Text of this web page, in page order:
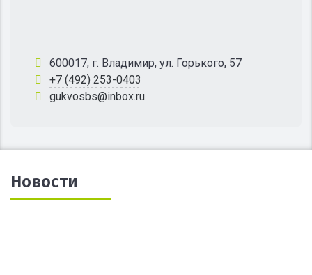
600017, г. Владимир, ул. Горького, 57
+7 (492) 253-0403
gukvosbs@inbox.ru
Новости